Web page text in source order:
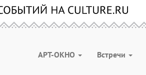
АРТ-ОКНО Встречи